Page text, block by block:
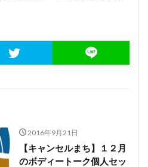
2016年9月21日
【キャンセルまち】１２月
のボディートーク個人セッ